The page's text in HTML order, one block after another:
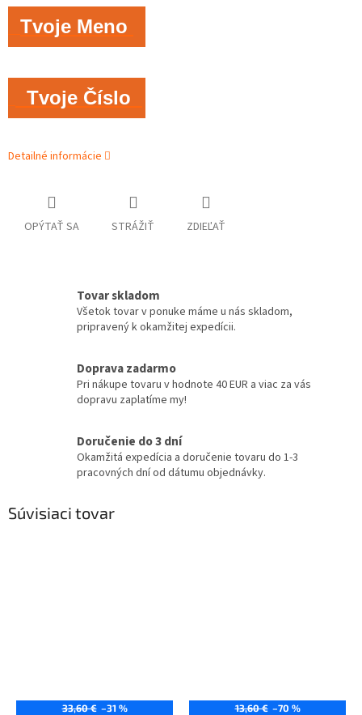
Tvoje Meno
Tvoje Číslo
Detailné informácie
OPÝTAŤ SA STRÁŽIŤ ZDIEĽAŤ
Tovar skladom
Všetok tovar v ponuke máme u nás skladom,
pripravený k okamžitej expedícii.
Doprava zadarmo
Pri nákupe tovaru v hodnote 40 EUR a viac za vás
dopravu zaplatíme my!
Doručenie do 3 dní
Okamžitá expedícia a doručenie tovaru do 1-3
pracovných dní od dátumu objednávky.
Súvisiaci tovar
33,60 € –31 % 13,60 € –70 %